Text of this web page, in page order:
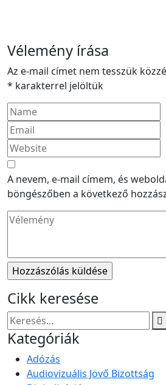
Vélemény írása
Az e-mail címet nem tesszük
* karakterrel jelöltük
A nevem, e-mail címem, és
böngészőben a következő
Cikk keresése
Kategóriák
Adózás
Audiovizuális Jövő Bizottság